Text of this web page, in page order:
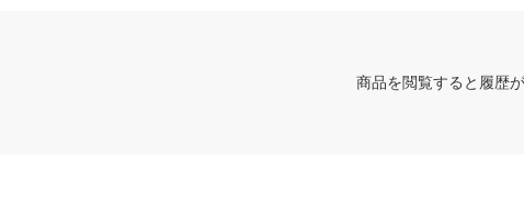
商品を閲覧すると履歴